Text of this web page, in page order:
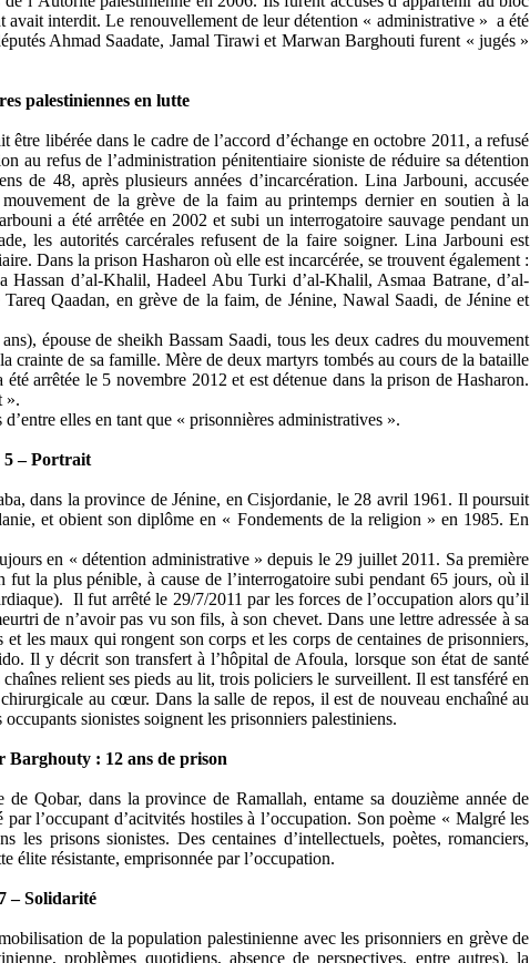
avait interdit. Le renouvellement de leur détention « administrative » a été
Ahmad Saadate, JamalTirawi et Marwan Barghouti furent « jugés »
palestiniennes en lutte
libérée dans le cadre de l’accord d’échange en octobre 2011, a refusé
au refus de l’administration pénitentiaire sioniste de réduire sa détention
de 48, après plusieurs années d’incarcération. LinaJarbouni, accusée
de la grève de la faim au printemps dernier en soutien à la
a été arrêtée en 2002 et subi un interrogatoire sauvage pendant un
les autorités carcérales refusent de la faire soigner. LinaJarbouni est
Dans la prisonHasharon où elle est incarcérée, se trouvent également :
Hassan d’al-Khalil,Hadeel AbuTurki d’al-Khalil, Asmaa Batrane, d’al-
Tareq Qaadan, en grève de la faim, de Jénine, Nawal Saadi, deJénine et
épouse desheikh Bassam Saadi, tous les deux cadres du mouvement
crainte de sa famille. Mère de deux martyrs tombés au cours de la bataille
arrêtée le 5 novembre 2012 et est détenue dans la prison deHasharon.
».
elles en tant que « prisonnières administratives ».
5 – Portrait
dans la province deJénine, en Cisjordanie, le 28 avril 1961. Il poursuit
et obientson diplôme en « Fondements de la religion » en 1985. En
en « détention administrative » depuis le 29 juillet 2011. Sa première
la plus pénible, à cause de l’interrogatoire subi pendant 65 jours, où il
Il fut arrêté le 29/7/2011 par les forces de l’occupation alors qu’il
de n’avoir pas vu son fils, à son chevet. Dans une lettre adressée à sa
et les maux qui rongent son corps et les corps de centaines de prisonniers,
. Il y décrit son transfert à l’hôpitalde Afoula, lorsque son état de santé
relient ses pieds au lit, trois policiers le surveillent. Il esttansféré en
au cœur. Dans la salle de repos, il est de nouveau enchaîné au
sionistes soignent les prisonniers palestiniens.
Barghouty: 12 ans de prison
de Qobar, dans la province de Ramallah, entame sa douzième année de
l’occupant d’acitvités hostiles à l’occupation. Son poème « Malgré les
prisons sionistes. Des centaines d’intellectuels, poètes, romanciers,
élite résistante, emprisonnée par l’occupation.
7 – Solidarité
de la population palestinienne avec les prisonniers en grève de
problèmes quotidiens, absence de perspectives, entre autres), la